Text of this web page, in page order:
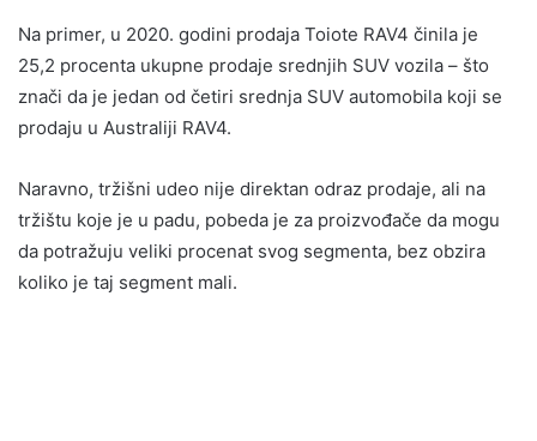
Na primer, u 2020. godini prodaja Toiote RAV4 činila je
25,2 procenta ukupne prodaje srednjih SUV vozila – što
znači da je jedan od četiri srednja SUV automobila koji se
prodaju u Australiji RAV4.
Naravno, tržišni udeo nije direktan odraz prodaje, ali na
tržištu koje je u padu, pobeda je za proizvođače da mogu
da potražuju veliki procenat svog segmenta, bez obzira
koliko je taj segment mali.